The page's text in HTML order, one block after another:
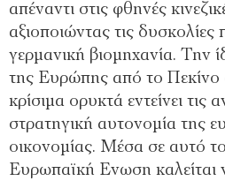
απέναντι στις φθηνές
αξιοποιώντας τις δυσκολίες
γερµανική βιοµηχανία. Την
της Ευρώπης από το Πεκίνο
κρίσιµα ορυκτά εντείνει τις
στρατηγική αυτονοµία της
οικονοµίας. Μέσα σε αυτό
Ευρωπαϊκή Ενωση καλείται